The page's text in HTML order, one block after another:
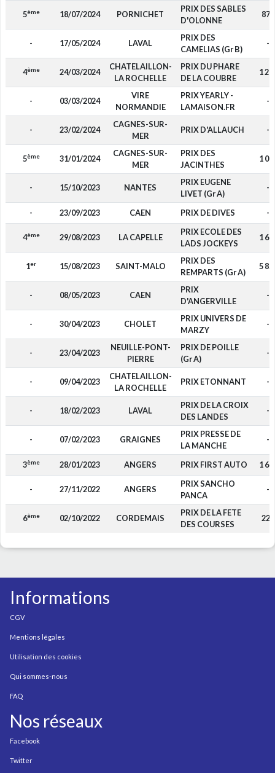
5ème 18/07/2024 PORNICHET
PRIX DES SABLES
D'OLONNE
875
- 17/05/2024 LAVAL
PRIX DES
CAMELIAS (Gr B)
-
4ème 24/03/2024
CHATELAILLON-
LA ROCHELLE
PRIX DU PHARE
DE LA COUBRE
1
- 03/03/2024
VIRE
NORMANDIE
PRIX YEARLY -
LAMAISON.FR
-
- 23/02/2024
CAGNES-SUR-
MER
PRIX D'ALLAUCH -
5ème 31/01/2024
CAGNES-SUR-
MER
PRIX DES
JACINTHES
1
- 15/10/2023 NANTES
PRIX EUGENE
LIVET (Gr A)
-
- 23/09/2023 CAEN PRIX DE DIVES -
4ème 29/08/2023 LA CAPELLE
PRIX ECOLE DES
LADS JOCKEYS
1
1er 15/08/2023 SAINT-MALO
PRIX DES
REMPARTS (Gr A)
5
- 08/05/2023 CAEN
PRIX
D'ANGERVILLE
-
- 30/04/2023 CHOLET
PRIX UNIVERS DE
MARZY
-
- 23/04/2023
NEUILLE-PONT-
PIERRE
PRIX DE POILLE
(Gr A)
-
- 09/04/2023
CHATELAILLON-
LA ROCHELLE
PRIX ETONNANT -
- 18/02/2023 LAVAL
PRIX DE LA CROIX
DES LANDES
-
- 07/02/2023 GRAIGNES
PRIX PRESSE DE
LA MANCHE
-
3ème 28/01/2023 ANGERS PRIX FIRST AUTO 1
- 27/11/2022 ANGERS
PRIX SANCHO
PANCA
-
6ème 02/10/2022 CORDEMAIS
PRIX DE LA FETE
DES COURSES
220
Informations
CGV
Mentions légales
Utilisation des cookies
Qui sommes-nous
FAQ
Nos réseaux
Facebook
Twitter